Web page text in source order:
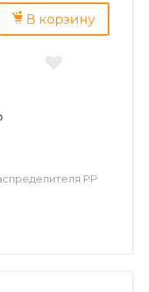
В корзину
PP